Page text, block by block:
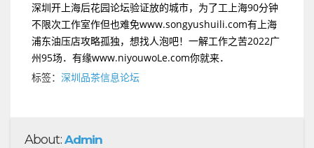
深圳开上海后花园论坛验证放的城市，为了工上海90分钟
不限次工作室作但也难免www.songyushuili.com有上海
浦东油压店攻略孤独，想找人泡吧！一解工作之苦2022广
州95场．有缘www.niyouwoLe.com你就来．
标签： 深圳品茶信息论坛
About: Admin